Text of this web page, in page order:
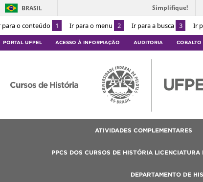
para o conteúdo 1 Ir para o menu 2 Ir para a busca 3 Ir
BRASIL Simplifique!
PORTAL UFPEL ACESSO À INFORMAÇÃO AUDITORIA COBALTO
Cursos de História
ATIVIDADES COMPLEMENTARES
PPCS DOS CURSOS DE HISTÓRIA LICENCIATURA
DEPARTAMENTO DE